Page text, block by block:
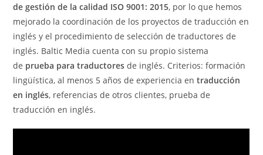
de gestión de la calidad ISO 9001: 2015, por lo que hemos
mejorado la coordinación de los proyectos de traducción en
inglés y el procedimiento de selección de traductores de
inglés. Baltic Media cuenta con su propio sistema
de prueba para traductores de inglés. Criterios: formación
lingüística, al menos 5 años de experiencia entraducción
en inglés, referencias de otros clientes, prueba de
traducción en inglés.